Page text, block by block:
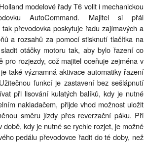
modelové řady T6 volit i mechanickou
AutoCommand. Majitel si přál
převodovka poskytuje řadu zajímavých a
a rozsahů za pomocí stisknutí tlačítka na
otáčky motoru tak, aby bylo řazení co
rozjezdy, což majitel oceňuje zejména v
také významná aktivace automatiky řazení
funkcí je zastavení bez sešlápnutí
při lisování kulatých balíků, kdy je nutné
nakladačem, přijde vhod možnost uložit
směru jízdy přes reverzační páku. Při
kdy je nutné se rychle rozjet, je možné
pedálu převodovce řadit do té doby, než